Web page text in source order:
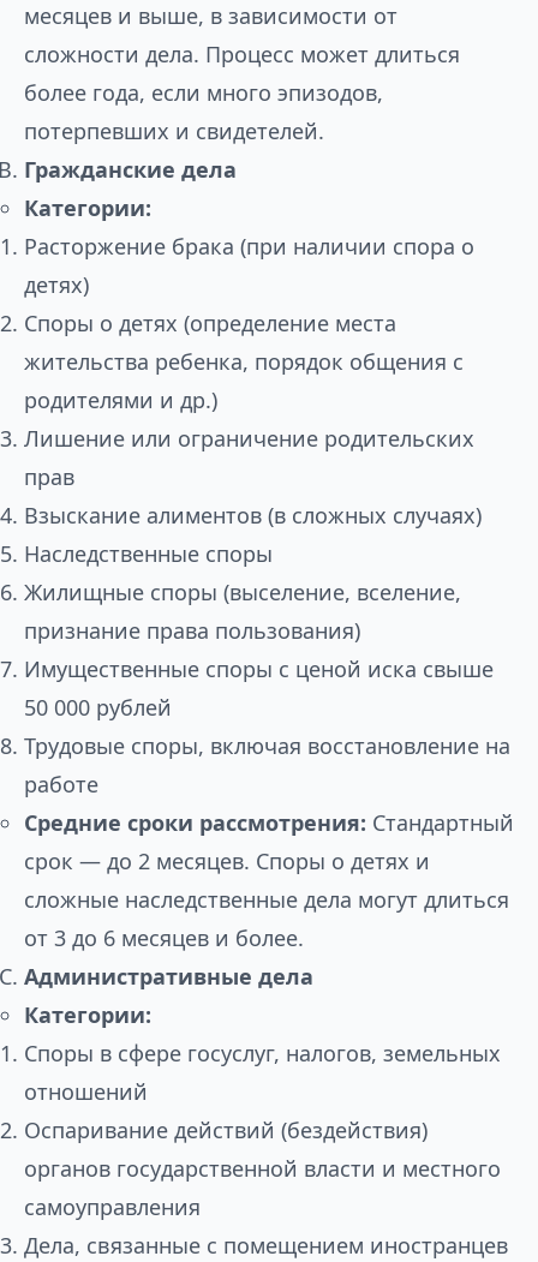
месяцев и выше, в зависимости от
сложности дела. Процесс может длиться
более года, если много эпизодов,
потерпевших и свидетелей.
Гражданские дела
Категории:
Расторжение брака (при наличии спора о
детях)
Споры о детях (определение места
жительства ребенка, порядок общения с
родителями и др.)
Лишение или ограничение родительских
прав
Взыскание алиментов (в сложных случаях)
Наследственные споры
Жилищные споры (выселение, вселение,
признание права пользования)
Имущественные споры с ценой иска свыше
50 000 рублей
Трудовые споры, включая восстановление на
работе
Средние сроки рассмотрения: Стандартный
срок — до 2 месяцев. Споры о детях и
сложные наследственные дела могут длиться
от 3 до 6 месяцев и более.
Административные дела
Категории:
Споры в сфере госуслуг, налогов, земельных
отношений
Оспаривание действий (бездействия)
органов государственной власти и местного
самоуправления
Дела, связанные с помещением иностранцев